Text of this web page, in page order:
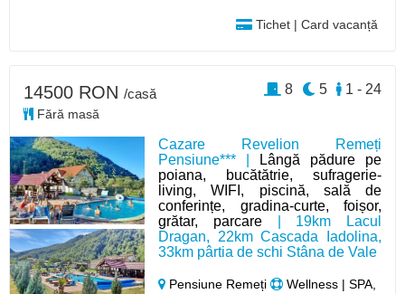
Tichet | Card vacanță
Cazare Revelion Remeți
Pensiune*** |
Lângă pădure pe
poiana, bucătătrie, sufragerie-
living, WIFI, piscină, sală de
conferințe, gradina-curte, foișor,
grătar, parcare| 19km Lacul
Dragan, 22km Cascada Iadolina,
33km pârtia de schi Stâna de Vale
Pensiune Remeți
Wellness | SPA,
14500 RON /casă
Fără masă
1 - 24
5
8